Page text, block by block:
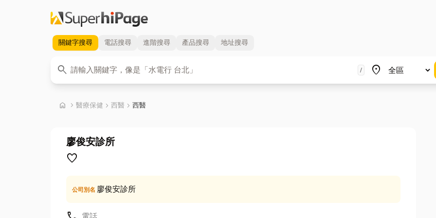
關鍵字搜尋 電話搜尋 進階搜尋 產品搜尋 地址搜尋
search
關鍵字 / place
地區
home chevron_right 首頁
醫療保健 chevron_right 西醫 chevron_right 西醫
廖俊安診所
favorite
公司別名 廖俊安診所